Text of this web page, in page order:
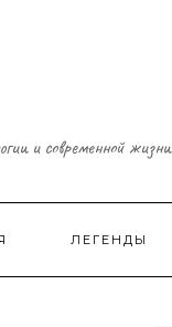
и современной жизни
ЛЕГЕНДЫ